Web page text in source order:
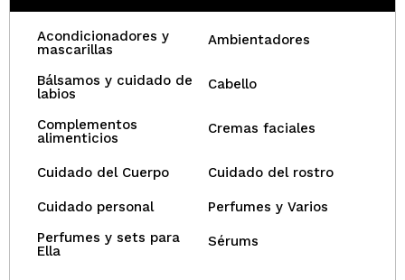
Acondicionadores y
mascarillas
Ambientadores
Bálsamos y cuidado de
labios
Cabello
Complementos
alimenticios
Cremas faciales
Cuidado del Cuerpo Cuidado del rostro
Cuidado personal
Perfumes y Varios
Perfumes y sets para
Ella
Sérums